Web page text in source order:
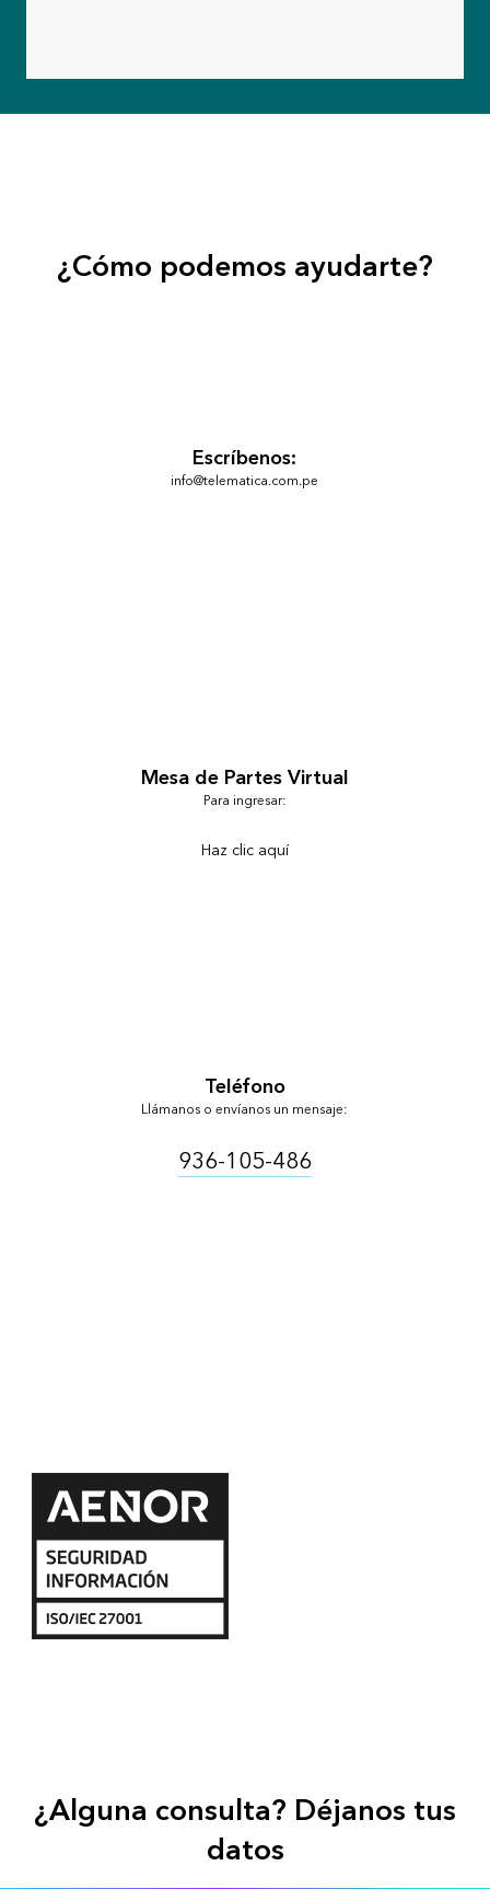
¿Cómo podemos ayudarte?
Escríbenos:
info@telematica.com.pe
Mesa de Partes Virtual
Para ingresar:
Haz clic aquí
Teléfono
Llámanos o envíanos un mensaje:
936-105-486
¿Alguna consulta? Déjanos tus
datos